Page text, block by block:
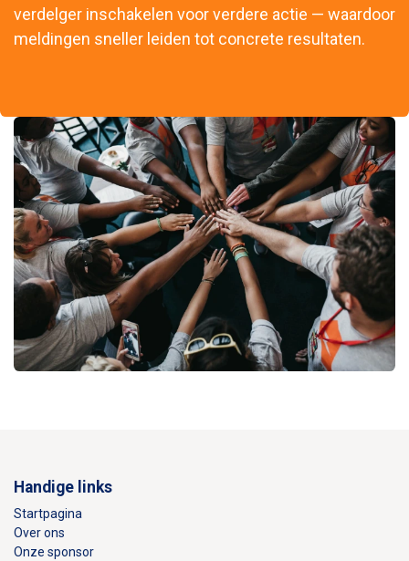
verdelger inschakelen voor verdere actie — waardoor
meldingen sneller leiden tot concrete resultaten.
Handige links
Startpagina
Over ons
Onze sponsor